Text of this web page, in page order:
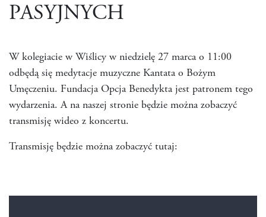
PASYJNYCH
W kolegiacie w Wiślicy w niedzielę 27 marca o 11:00
odbędą się medytacje muzyczne Kantata o Bożym
Umęczeniu. Fundacja Opcja Benedykta jest patronem tego
wydarzenia. A na naszej stronie będzie można zobaczyć
transmisję wideo z koncertu.
Transmisję będzie można zobaczyć tutaj: